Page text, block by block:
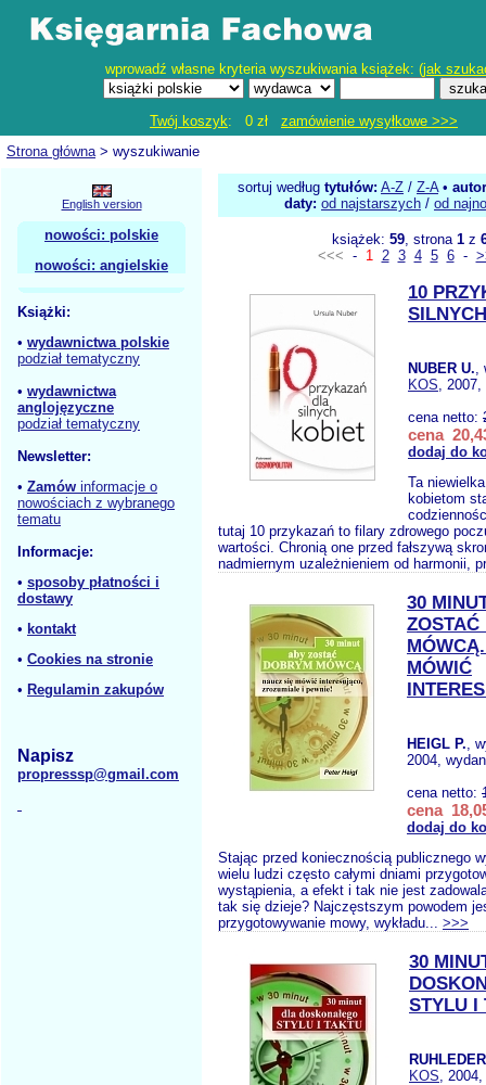
wprowadź własne kryteria wyszukiwania książek: (jak
Twój koszyk: 0 zł zamówienie wysyłkowe >>>
Strona główna> wyszukiwanie
English version
nowości: polskie
nowości: angielskie
Książki:
• wydawnictwa polskie
podział tematyczny
• wydawnictwa
anglojęzyczne
podział tematyczny
Newsletter:
• Zamów informacje o
nowościach z wybranego
tematu
Informacje:
• sposoby płatności i
dostawy
• kontakt
• Cookies na stronie
• Regulamin zakupów
Napisz
propresssp@gmail.com
sortuj według tytułów: A-Z / Z-A•
daty: od najstarszych / od
książek: 59, strona 1z
<<< - 1 2 3 4 5 6-
10
NUBER U.,
KOS, 2007,
cena netto:
cena
dodaj do
Ta
kobietom
tutaj 10 przykazań to filary zdrowego
wartości. Chronią one przed fałszywą
nadmiernym uzależnieniem od harmonii,
30
ZOSTAĆ
MÓWIĆ
HEIGL P.,
2004,
cena netto:
cena
dodaj do
Stając przed koniecznością publicznego
wielu ludzi często całymi dniami
wystąpienia, a efekt i tak nie jest
tak się dzieje? Najczęstszym powodem
przygotowywanie mowy, wykładu... >>>
30
STYLU I
KOS,